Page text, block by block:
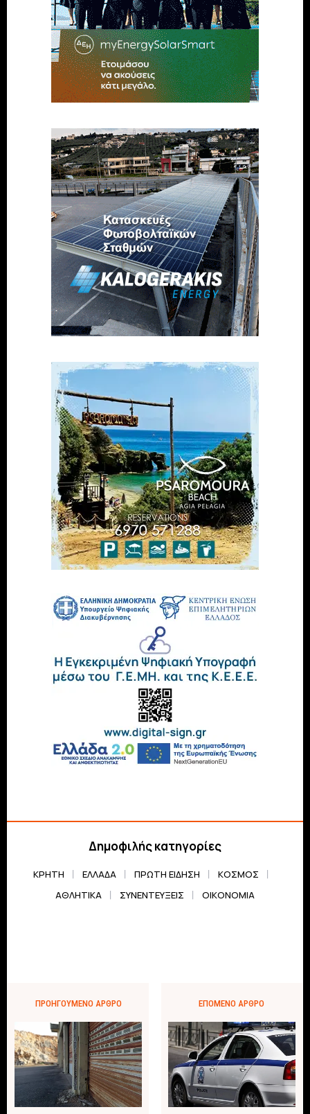
Δημοφιλής κατηγορίες
ΚΡΗΤΗ ΕΛΛΆΔΑ ΠΡΏΤΗ ΕΊΔΗΣΗ
ΚΌΣΜΟΣ
ΑΘΛΗΤΙΚΆ
ΣΥΝΕΝΤΕΎΞΕΙΣ ΟΙΚΟΝΟΜΊΑ
ΠΡΟΗΓΟΎΜΕΝΟ ΆΡΘΡΟ ΕΠΌΜΕΝΟ ΆΡΘΡΟ